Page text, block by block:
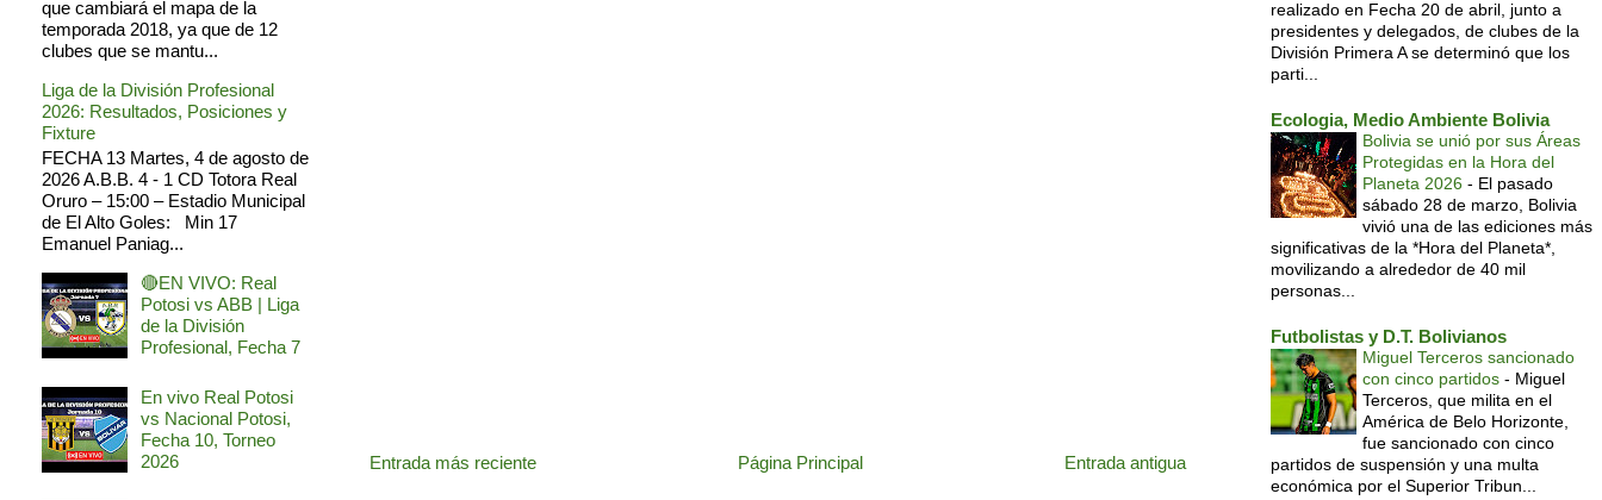
Entrada más reciente Entrada antigua
Página Principal
que cambiará el mapa de la
temporada 2018, ya que de 12
clubes que se mantu...
Liga de la División Profesional
2026: Resultados, Posiciones y
Fixture
FECHA 13 Martes, 4 de agosto de
2026 A.B.B. 4 - 1 CD Totora Real
Oruro – 15:00 – Estadio Municipal
de El Alto Goles: Min 17
Emanuel Paniag...
🔴EN VIVO: Real
Potosi vs ABB | Liga
de la División
Profesional, Fecha 7
En vivo Real Potosi
vs Nacional Potosi,
Fecha 10, Torneo
2026
realizado en Fecha 20 de abril, junto a
presidentes y delegados, de clubes de la
División Primera A se determinó que los
parti...
Ecologia, Medio Ambiente Bolivia
Bolivia se unió por sus Áreas
Protegidas en la Hora del
Planeta 2026 - El pasado
sábado 28 de marzo, Bolivia
vivió una de las ediciones más
significativas de la *Hora del Planeta*,
movilizando a alrededor de 40 mil
personas...
Futbolistas y D.T. Bolivianos
Miguel Terceros sancionado
con cinco partidos - Miguel
Terceros, que milita en el
América de Belo Horizonte,
fue sancionado con cinco
partidos de suspensión y una multa
económica por el Superior Tribun...